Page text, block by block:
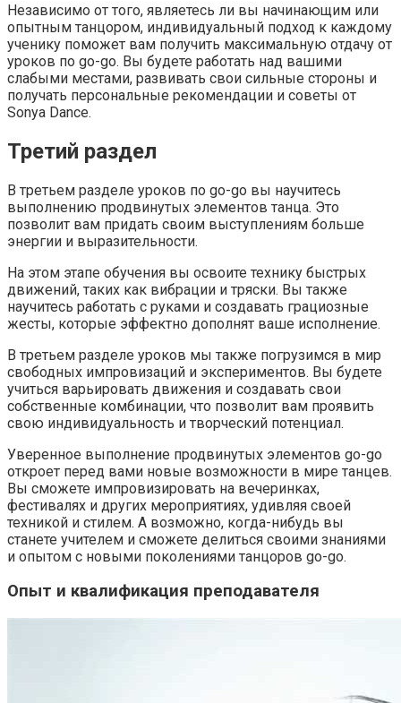
Независимо от того, являетесь ли вы начинающим или
опытным танцором, индивидуальный подход к каждому
ученику поможет вам получить максимальную отдачу от
уроков по go-go. Вы будете работать над вашими
слабыми местами, развивать свои сильные стороны и
получать персональные рекомендации и советы от
Sonya Dance.
Третий раздел
В третьем разделе уроков по go-go вы научитесь
выполнению продвинутых элементов танца. Это
позволит вам придать своим выступлениям больше
энергии и выразительности.
На этом этапе обучения вы освоите технику быстрых
движений, таких как вибрации и тряски. Вы также
научитесь работать с руками и создавать грациозные
жесты, которые эффектно дополнят ваше исполнение.
В третьем разделе уроков мы также погрузимся в мир
свободных импровизаций и экспериментов. Вы будете
учиться варьировать движения и создавать свои
собственные комбинации, что позволит вам проявить
свою индивидуальность и творческий потенциал.
Уверенное выполнение продвинутых элементов go-go
откроет перед вами новые возможности в мире танцев.
Вы сможете импровизировать на вечеринках,
фестивалях и других мероприятиях, удивляя своей
техникой и стилем. А возможно, когда-нибудь вы
станете учителем и сможете делиться своими знаниями
и опытом с новыми поколениями танцоров go-go.
Опыт и квалификация преподавателя